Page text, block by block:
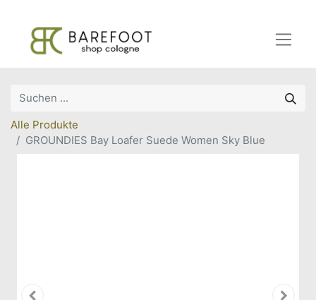
Alle Produkte
GROUNDIES Bay Loafer Suede Women Sky Blue